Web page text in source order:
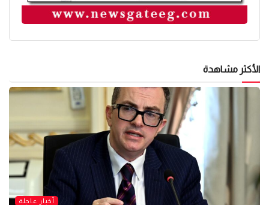
الأكثر مشاهدة
أخبار عاجلة